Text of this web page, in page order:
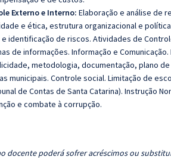
Externo e Interno: Elaboração e análise de
e ética, estrutura organizacional e
identificação de riscos. Atividades de
de informações. Informação e
metodologia, documentação, plano
municipais. Controle social. Limitação de
de Contas de Santa Catarina). Instrução
e combate à corrupção.
docente poderá sofrer acréscimos ou